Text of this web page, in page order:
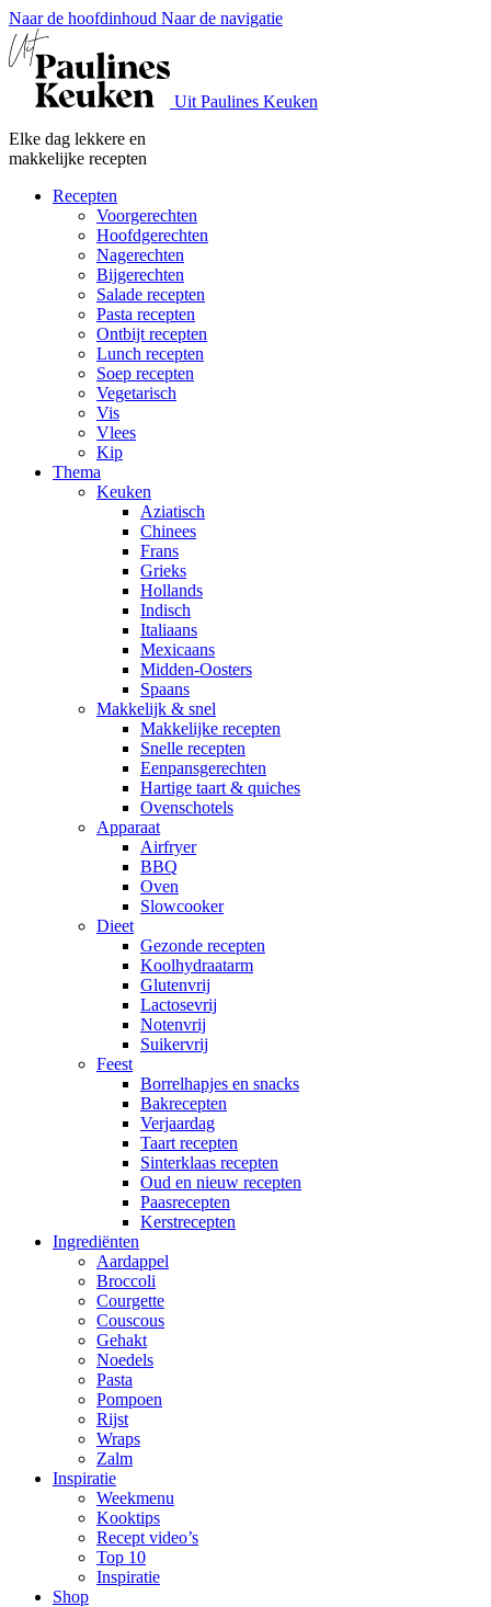
Naar de hoofdinhoud Naar de navigatie
Uit Paulines Keuken
Elke dag lekkere en
makkelijke recepten
Recepten
Voorgerechten
Hoofdgerechten
Nagerechten
Bijgerechten
Salade recepten
Pasta recepten
Ontbijt recepten
Lunch recepten
Soep recepten
Vegetarisch
Vis
Vlees
Kip
Thema
Keuken
Aziatisch
Chinees
Frans
Grieks
Hollands
Indisch
Italiaans
Mexicaans
Midden-Oosters
Spaans
Makkelijk & snel
Makkelijke recepten
Snelle recepten
Eenpansgerechten
Hartige taart & quiches
Ovenschotels
Apparaat
Airfryer
BBQ
Oven
Slowcooker
Dieet
Gezonde recepten
Koolhydraatarm
Glutenvrij
Lactosevrij
Notenvrij
Suikervrij
Feest
Borrelhapjes en snacks
Bakrecepten
Verjaardag
Taart recepten
Sinterklaas recepten
Oud en nieuw recepten
Paasrecepten
Kerstrecepten
Ingrediënten
Aardappel
Broccoli
Courgette
Couscous
Gehakt
Noedels
Pasta
Pompoen
Rijst
Wraps
Zalm
Inspiratie
Weekmenu
Kooktips
Recept video’s
Top 10
Inspiratie
Shop